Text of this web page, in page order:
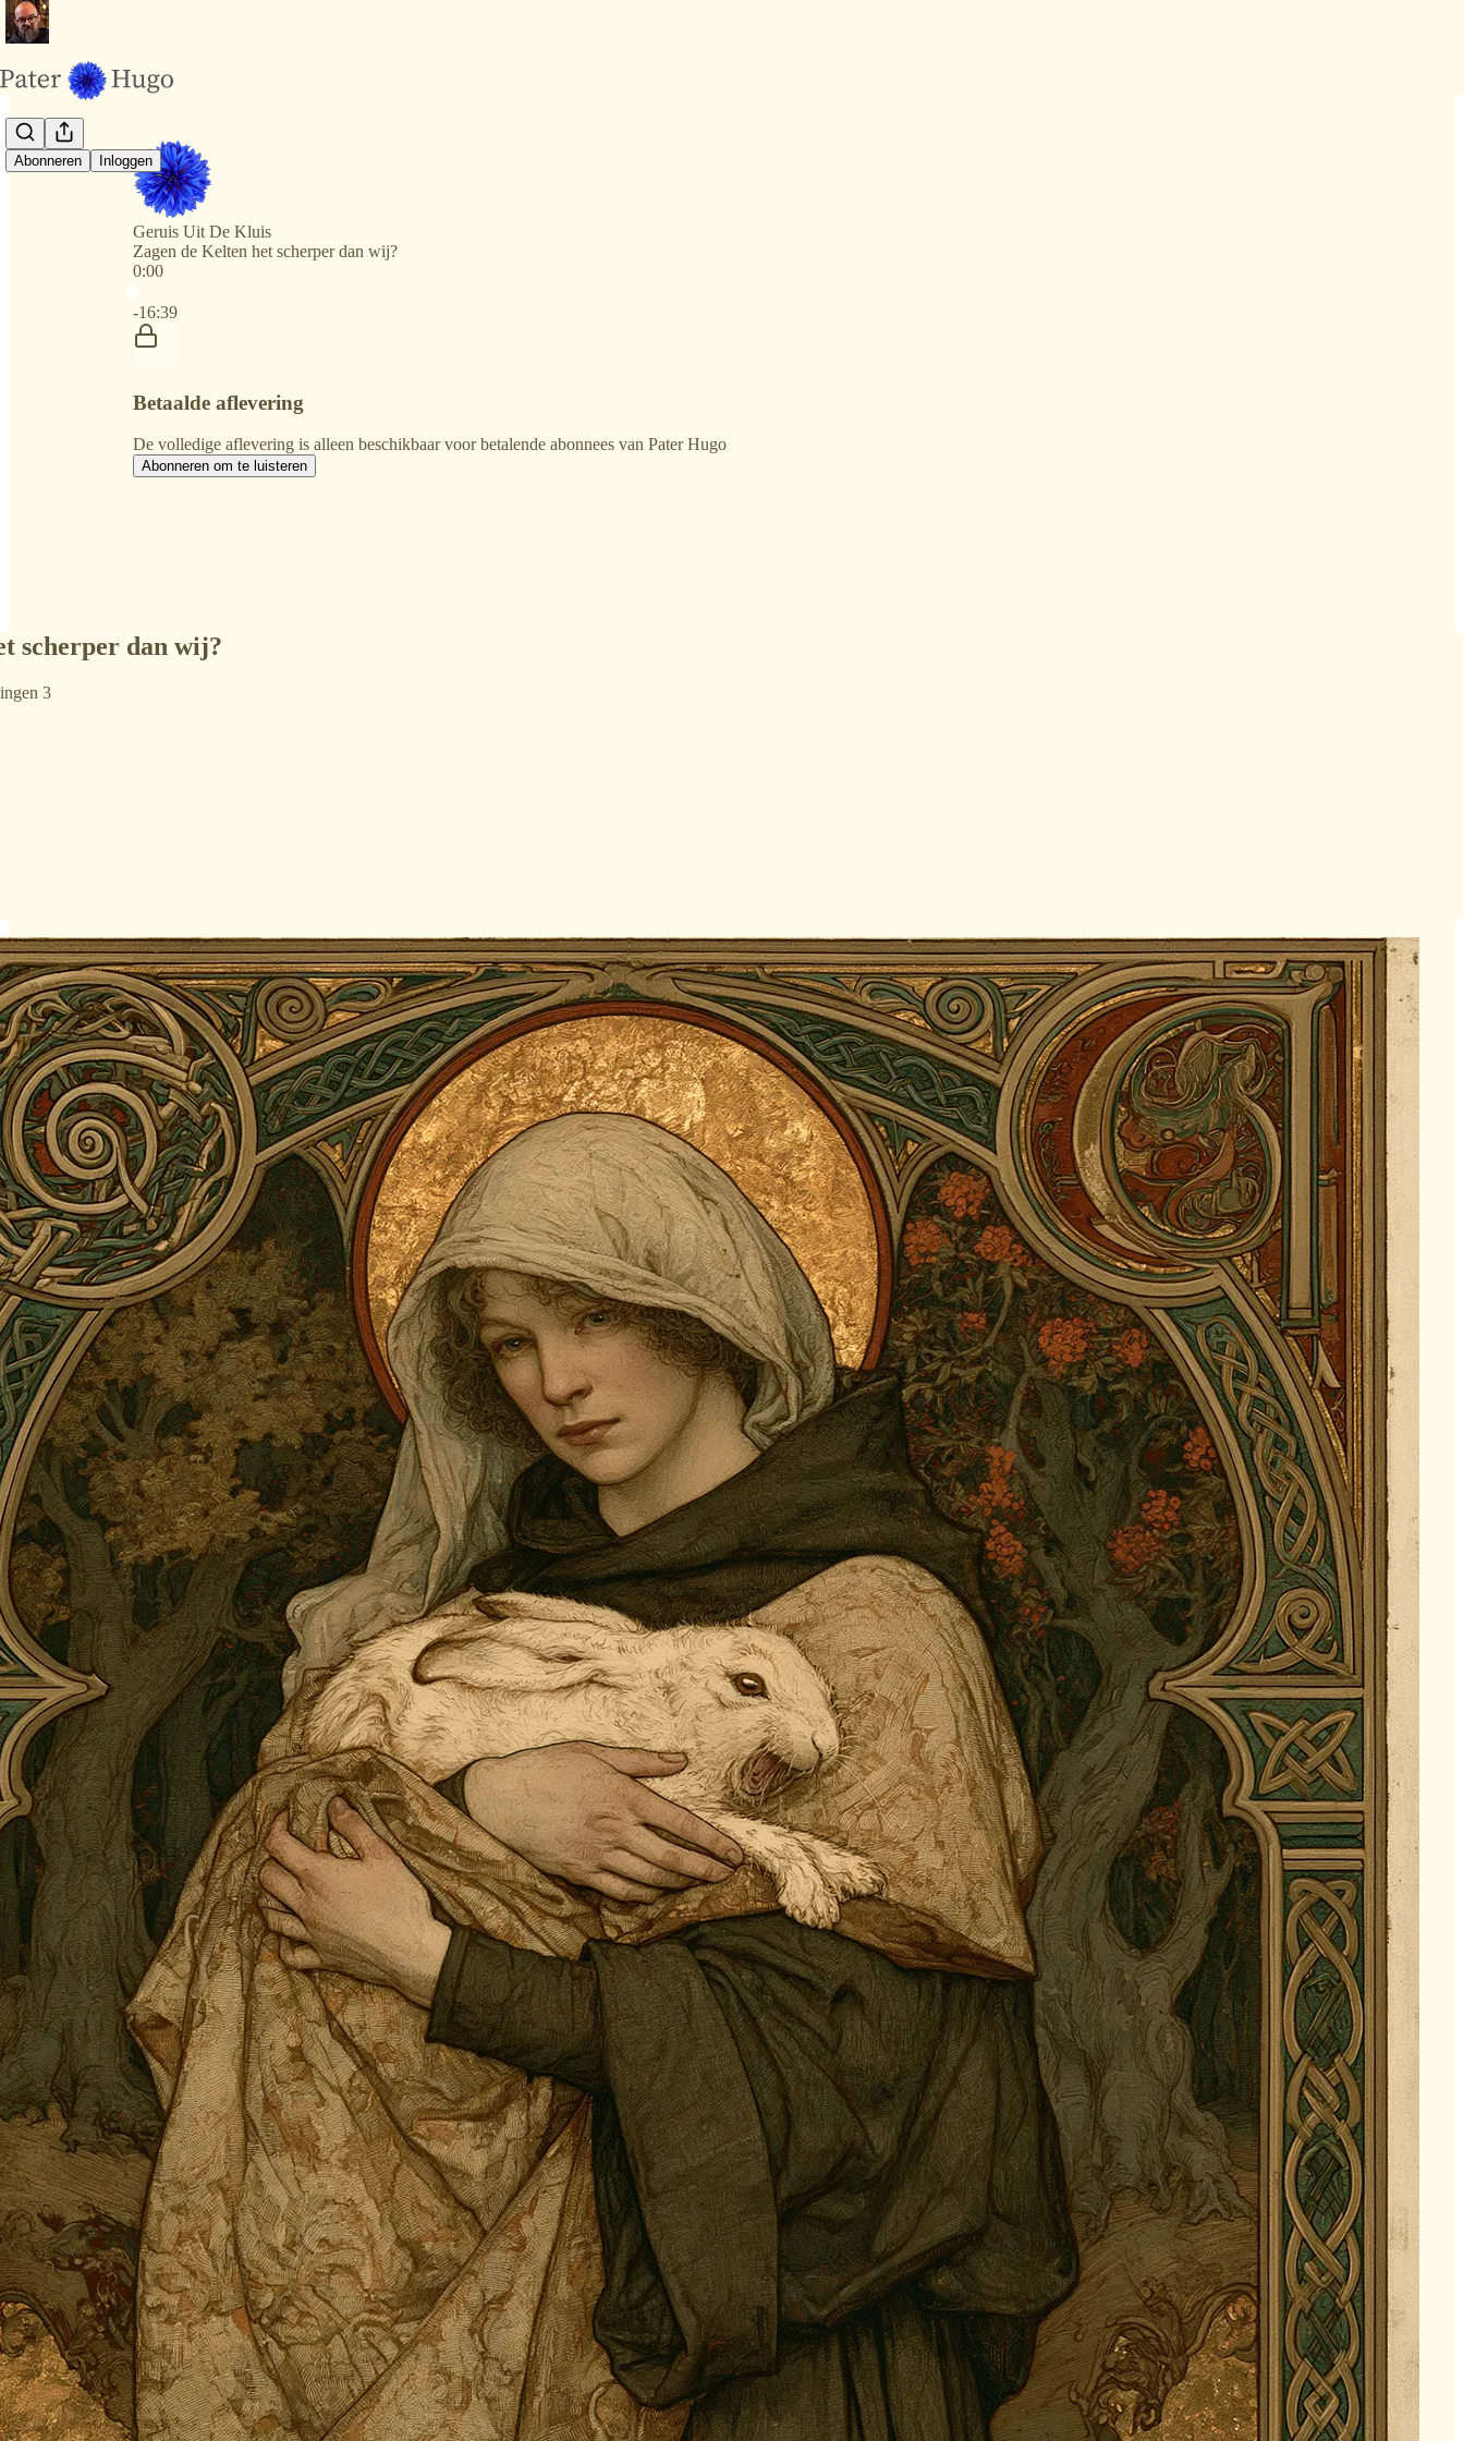
Abonneren Inloggen
Geruis Uit De Kluis
Zagen de Kelten het scherper dan wij?
0:00
-16:39
Betaalde aflevering
De volledige aflevering is alleen beschikbaar voor betalende abonnees van Pater Hugo
Abonneren om te luisteren
scherper dan wij?
3